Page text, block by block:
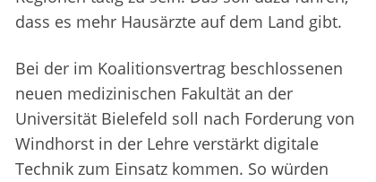
dass es mehr Hausärzte auf dem Land gibt.
Bei der im Koalitionsvertrag beschlossenen
neuen medizinischen Fakultät an der
Universität Bielefeld soll nach Forderung von
Windhorst in der Lehre verstärkt digitale
Technik zum Einsatz kommen. So würden